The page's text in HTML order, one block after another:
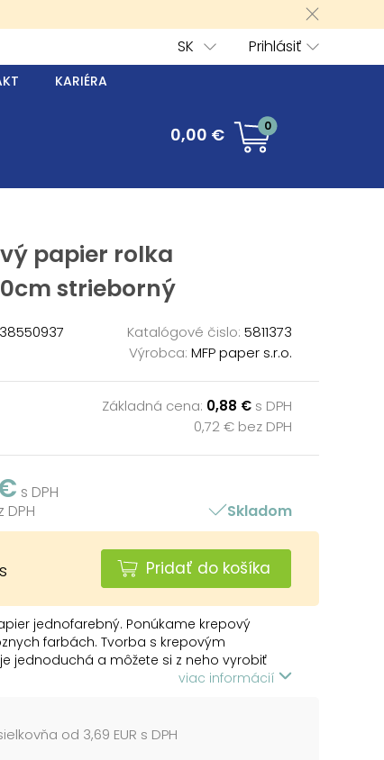
Prihlásiť
SK
KARIÉRA
0,00 € 0
papier rolka
strieborný
Katalógové čislo: 5811373
Výrobca: MFP paper s.r.o.
Základná cena: 0,88 € s DPH
0,72 € bez DPH
s DPH
Skladom
Pridať do košíka
jednofarebný. Ponúkame krepový
farbách. Tvorba s krepovým
jednoduchá a môžete si z neho vyrobiť
do domácnosti, na oslavy alebo do
500 x 2000 mm
viac informácií
od 3,69 EUR s DPH